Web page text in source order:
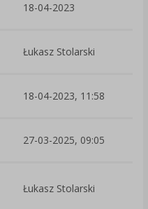
18-04-2023
Łukasz Stolarski
18-04-2023, 11:58
27-03-2025, 09:05
Łukasz Stolarski